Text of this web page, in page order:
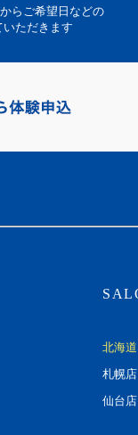
らご希望日などの
ただきます
北海
札幌店
仙台店